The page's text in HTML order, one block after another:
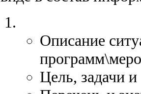
Описание
Цель, задачи